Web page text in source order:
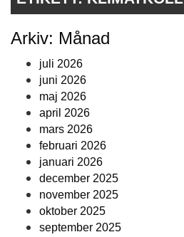
Arkiv: Månad
juli 2026
juni 2026
maj 2026
april 2026
mars 2026
februari 2026
januari 2026
december 2025
november 2025
oktober 2025
september 2025